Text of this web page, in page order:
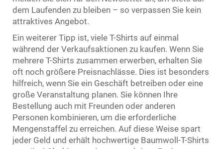
dem Laufenden zu bleiben – so verpassen Sie kein
attraktives Angebot.
Ein weiterer Tipp ist, viele T-Shirts auf einmal
während der Verkaufsaktionen zu kaufen. Wenn Sie
mehrere T-Shirts zusammen erwerben, erhalten Sie
oft noch größere Preisnachlässe. Dies ist besonders
hilfreich, wenn Sie ein Geschäft betreiben oder eine
große Veranstaltung planen. Sie können Ihre
Bestellung auch mit Freunden oder anderen
Personen kombinieren, um die erforderliche
Mengenstaffel zu erreichen. Auf diese Weise spart
jeder Geld und erhält hochwertige Baumwoll-T-Shirts